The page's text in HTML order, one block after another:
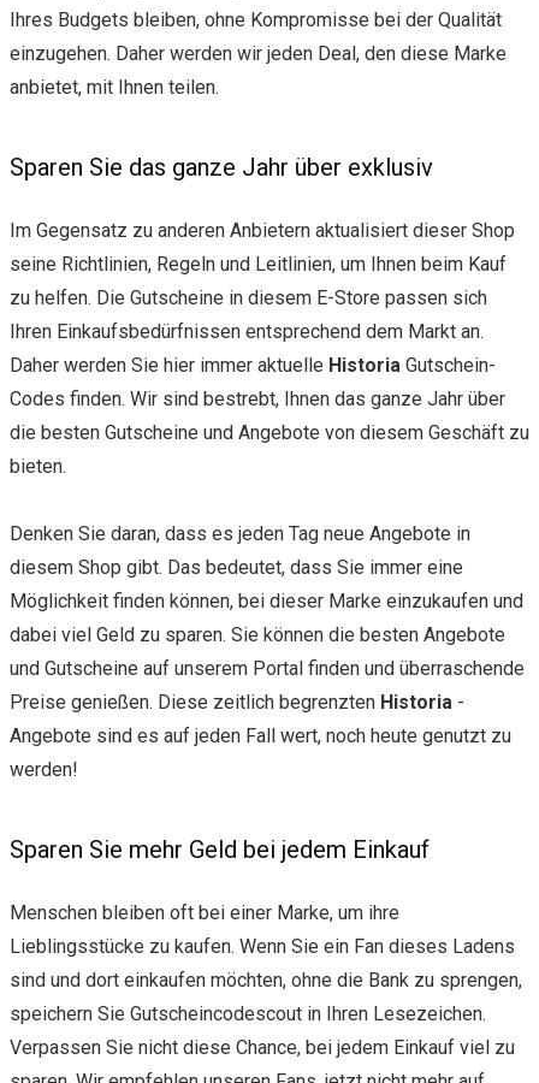
Ihres Budgets bleiben, ohne Kompromisse bei der Qualität
einzugehen. Daher werden wir jeden Deal, den diese Marke
anbietet, mit Ihnen teilen.
Sparen Sie das ganze Jahr über exklusiv
Im Gegensatz zu anderen Anbietern aktualisiert dieser Shop
seine Richtlinien, Regeln und Leitlinien, um Ihnen beim Kauf
zu helfen. Die Gutscheine in diesem E-Store passen sich
Ihren Einkaufsbedürfnissen entsprechend dem Markt an.
Daher werden Sie hier immer aktuelle Historia Gutschein-
Codes finden. Wir sind bestrebt, Ihnen das ganze Jahr über
die besten Gutscheine und Angebote von diesem Geschäft zu
bieten.
Denken Sie daran, dass es jeden Tag neue Angebote in
diesem Shop gibt. Das bedeutet, dass Sie immer eine
Möglichkeit finden können, bei dieser Marke einzukaufen und
dabei viel Geld zu sparen. Sie können die besten Angebote
und Gutscheine auf unserem Portal finden und überraschende
Preise genießen. Diese zeitlich begrenzten Historia -
Angebote sind es auf jeden Fall wert, noch heute genutzt zu
werden!
Sparen Sie mehr Geld bei jedem Einkauf
Menschen bleiben oft bei einer Marke, um ihre
Lieblingsstücke zu kaufen. Wenn Sie ein Fan dieses Ladens
sind und dort einkaufen möchten, ohne die Bank zu sprengen,
speichern Sie Gutscheincodescout in Ihren Lesezeichen.
Verpassen Sie nicht diese Chance, bei jedem Einkauf viel zu